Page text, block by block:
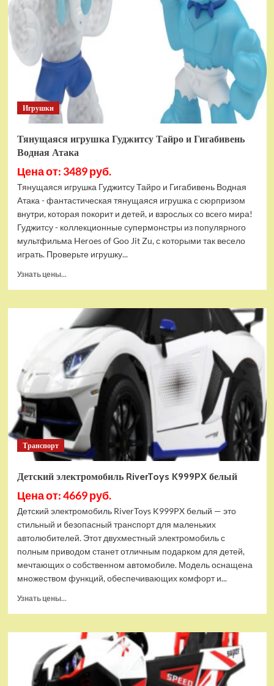
Квадрат
антистресс
(тактильная,
сенсорная)
Игрушки
Тянущаяся игрушка Гуджитсу Тайро и Гигабивень
Водная Атака
Цена от: 3489 руб.
Тянущаяся игрушка Гуджитсу Тайро и Гигабивень Водная
Атака - фантастическая тянущаяся игрушка с сюрпризом
внутри, которая покорит и детей, и взрослых со всего мира!
Гуджитсу - коллекционные супермонстры из популярного
мультфильма Heroes of Goo Jit Zu, с которыми так весело
играть. Проверьте игрушку...
Узнать цены...
Тянущаяся
игрушка
Гуджитсу
и
Гигабивень
Водная
Атака
Транспорт
Детский электромобиль RiverToys K999PX белый
Цена от: 4669 руб.
Детский электромобиль RiverToys K999PX белый — это
стильный и безопасный транспорт для маленьких
автолюбителей. Этот двухместный электромобиль с
полным приводом станет отличным подарком для детей,
мечтающих о собственном автомобиле. Модель оснащена
множеством функций, обеспечивающих комфорт и...
Узнать цены...
Детский
электромобиль
RiverToys
K999PX
белый